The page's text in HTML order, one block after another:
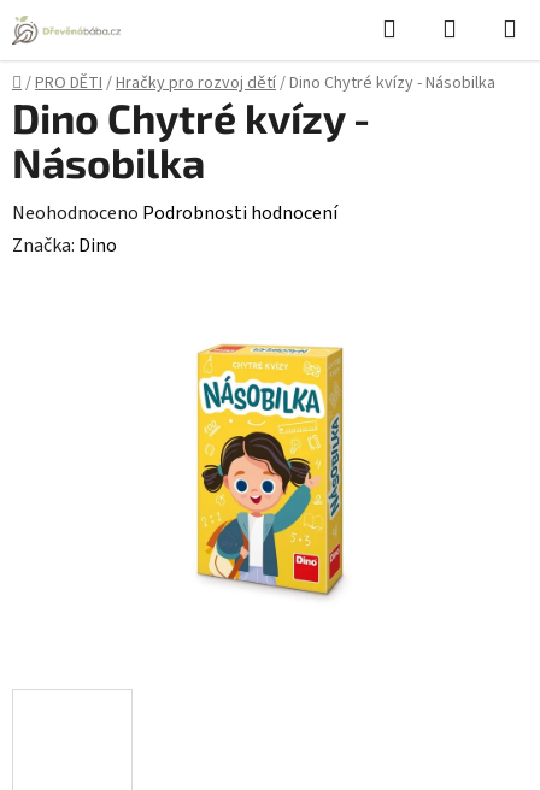
Přejít
na
obsah
Hledat
KOŠÍK
Domů
/PRO DĚTI/Hračky pro rozvoj dětí/Dino Chytré kvízy - Násobilka
Dino Chytré kvízy -
Násobilka
Průměrné
hodnocení
Neohodnoceno Podrobnosti hodnocení
Značka: Dino